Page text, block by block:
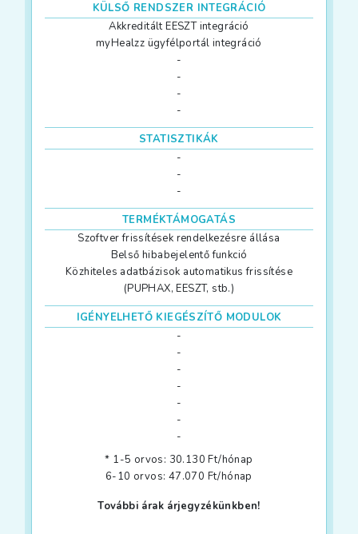
KÜLSŐ RENDSZER INTEGRÁCIÓ
Akkreditált EESZT integráció
myHealzz ügyfélportál integráció
-
-
-
-
STATISZTIKÁK
-
-
-
TERMÉKTÁMOGATÁS
Szoftver frissítések rendelkezésre állása
Belső hibabejelentő funkció
Közhiteles adatbázisok automatikus frissítése
(PUPHAX, EESZT, stb.)
IGÉNYELHETŐ KIEGÉSZÍTŐ MODULOK
-
-
-
-
-
-
-
* 1-5 orvos: 30.130 Ft/hónap
6-10 orvos: 47.070 Ft/hónap
További árak árjegyzékünkben!